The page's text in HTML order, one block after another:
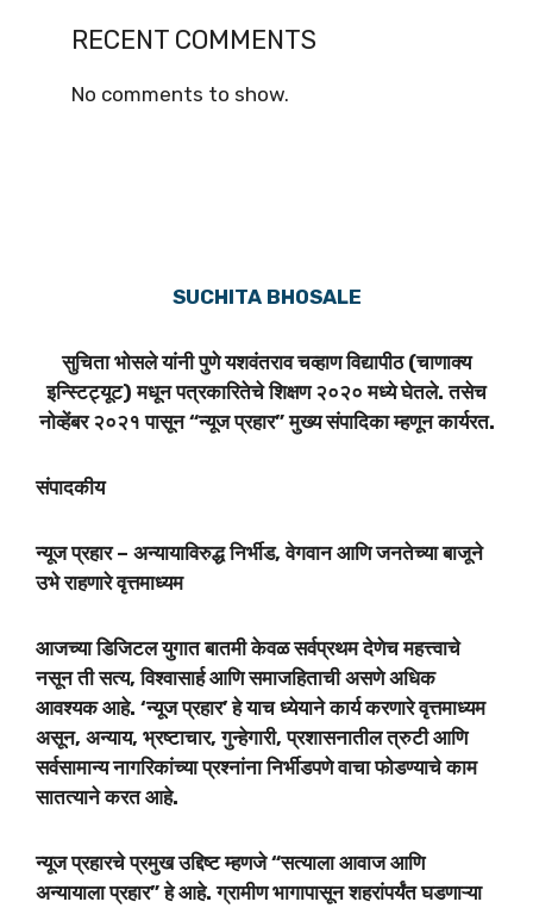
RECENT COMMENTS
No comments to show.
SUCHITA BHOSALE
सुचिता भोसले यांनी पुणे यशवंतराव चव्हाण विद्यापीठ (चाणाक्य
इन्स्टिट्यूट) मधून पत्रकारितेचे शिक्षण २०२० मध्ये घेतले. तसेच
नोव्हेंबर २०२१ पासून “न्यूज प्रहार” मुख्य संपादिका म्हणून कार्यरत.
संपादकीय
न्यूज प्रहार – अन्यायाविरुद्ध निर्भीड, वेगवान आणि जनतेच्या बाजूने
उभे राहणारे वृत्तमाध्यम
आजच्या डिजिटल युगात बातमी केवळ सर्वप्रथम देणेच महत्त्वाचे
नसून ती सत्य, विश्वासार्ह आणि समाजहिताची असणे अधिक
आवश्यक आहे. ‘न्यूज प्रहार’ हे याच ध्येयाने कार्य करणारे वृत्तमाध्यम
असून, अन्याय, भ्रष्टाचार, गुन्हेगारी, प्रशासनातील त्रुटी आणि
सर्वसामान्य नागरिकांच्या प्रश्नांना निर्भीडपणे वाचा फोडण्याचे काम
सातत्याने करत आहे.
न्यूज प्रहारचे प्रमुख उद्दिष्ट म्हणजे “सत्याला आवाज आणि
अन्यायाला प्रहार” हे आहे. ग्रामीण भागापासून शहरांपर्यंत घडणाऱ्या